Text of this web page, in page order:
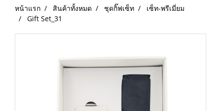
หน้าแรก สินค้าทั้งหมด ชุดกิ๊ฟเซ็ท
เซ็ท-พรีเมี่ยม
Gift Set_31